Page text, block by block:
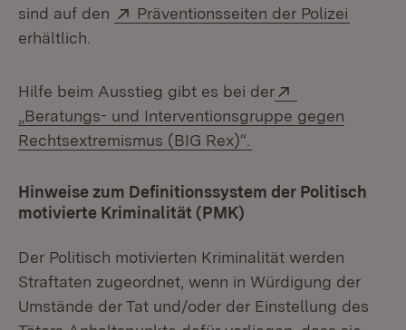
sind auf den
Extern:
Präventionsseiten der Polizei
erhältlich.
Hilfe beim Ausstieg gibt es bei der
„Beratungs- und Interventionsgruppe gegen
Rechtsextremismus (BIG Rex)“.
Hinweise zum Definitionssystem der Politisch
motivierte Kriminalität (PMK)
Der Politisch motivierten Kriminalität werden
Straftaten zugeordnet, wenn in Würdigung der
Umstände der Tat und/oder der Einstellung des